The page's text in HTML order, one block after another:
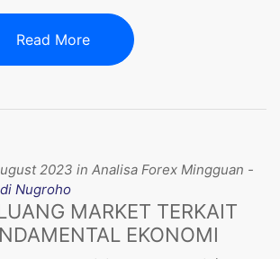
Read More
2023 in Analisa Forex Mingguan -
Nugroho
MARKET TERKAIT
EKONOMI